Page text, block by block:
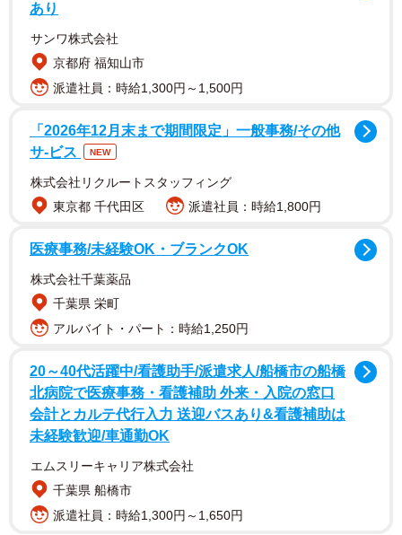
していると、見覚えのない商品が見つかります。数日前に
来店したフワさんというお客様の注文ですが、届いたのが
ピンク色の服だったことに春子は強い違和感がありまし
た。実はフワさんは春子が以前接客したお客様で、「絶対
す。
その後、フワさんの注文を受けた新人社員のトビ山さんに
尋ねると、彼女は慌てながら「たしかその色で伺ったは
あり
サンワ株式会社
京都府 福知山市
派遣社員：時給1,300円～1,500円
「2026年12月末まで期間限定」一般事務/その他
サ-ビス
NEW
株式会社リクルートスタッフィング
東京都 千代田区
派遣社員：時給1,800円
医療事務/未経験OK・ブランクOK
株式会社千葉薬品
千葉県 栄町
アルバイト・パート：時給1,250円
20～40代活躍中/看護助手/派遣求人/船橋市の船橋
北病院で医療事務・看護補助 外来・入院の窓口
会計とカルテ代行入力 送迎バスあり&看護補助は
未経験歓迎/車通勤OK
エムスリーキャリア株式会社
千葉県 船橋市
派遣社員：時給1,300円～1,650円